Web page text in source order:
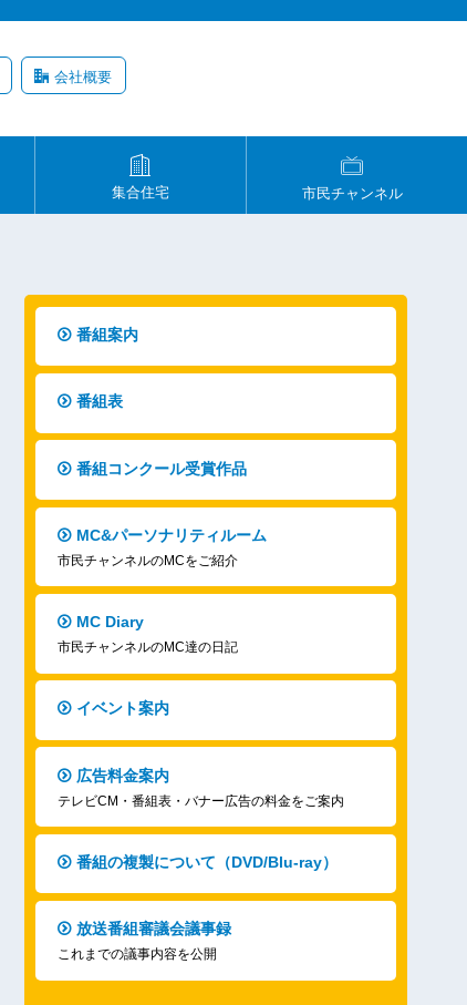
会社概要
集合住宅 市民チャンネル
番組案内
番組表
番組コンクール受賞作品
MC&パーソナリティルーム
市民チャンネルのMCをご紹介
MC Diary
市民チャンネルのMC達の日記
イベント案内
広告料金案内
テレビCM・番組表・バナー広告の料金をご案内
番組の複製について（DVD/Blu-ray）
放送番組審議会議事録
これまでの議事内容を公開